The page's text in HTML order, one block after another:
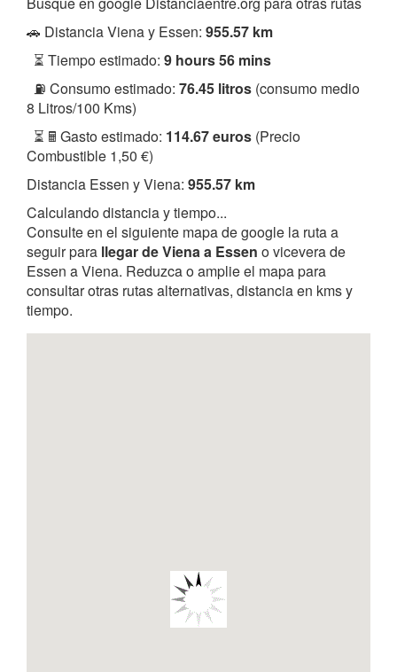
🚗 Distancia Viena y Essen: 955.57 km
⏳ Tiempo estimado: 9 hours 56 mins
⛽ Consumo estimado: 76.45 litros (consumo medio
8 Litros/100 Kms)
⏳ 🖩 Gasto estimado: 114.67 euros (Precio
Combustible 1,50 €)
Distancia Essen y Viena: 955.57 km
Calculando distancia y tiempo...
Consulte en el siguiente mapa de google la ruta a
seguir para llegar de Viena a Essen o vicevera de
Essen a Viena. Reduzca o amplie el mapa para
consultar otras rutas alternativas, distancia en kms y
tiempo.